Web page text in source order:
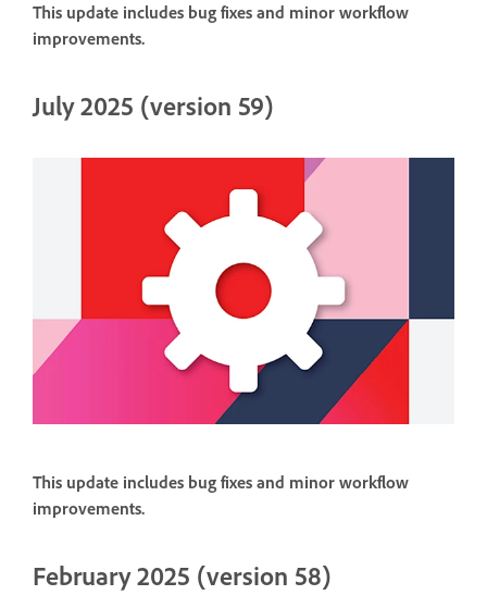
This update includes bug fixes and minor workflow
improvements.
July 2025 (version 59)
This update includes bug fixes and minor workflow
improvements.
February 2025 (version 58)